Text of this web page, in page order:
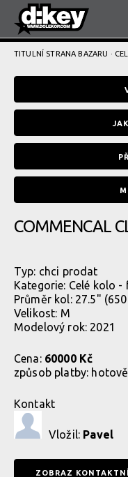
TITULNÍ STRANA BAZARU ·
COMMENCAL
Typ: chci prodat
Kategorie: Celé kolo -
Průměr kol: 27.5"
Velikost: M
Modelový rok: 2021
Cena: 60000 Kč
způsob platby:
Kontakt
Vložil: Pavel